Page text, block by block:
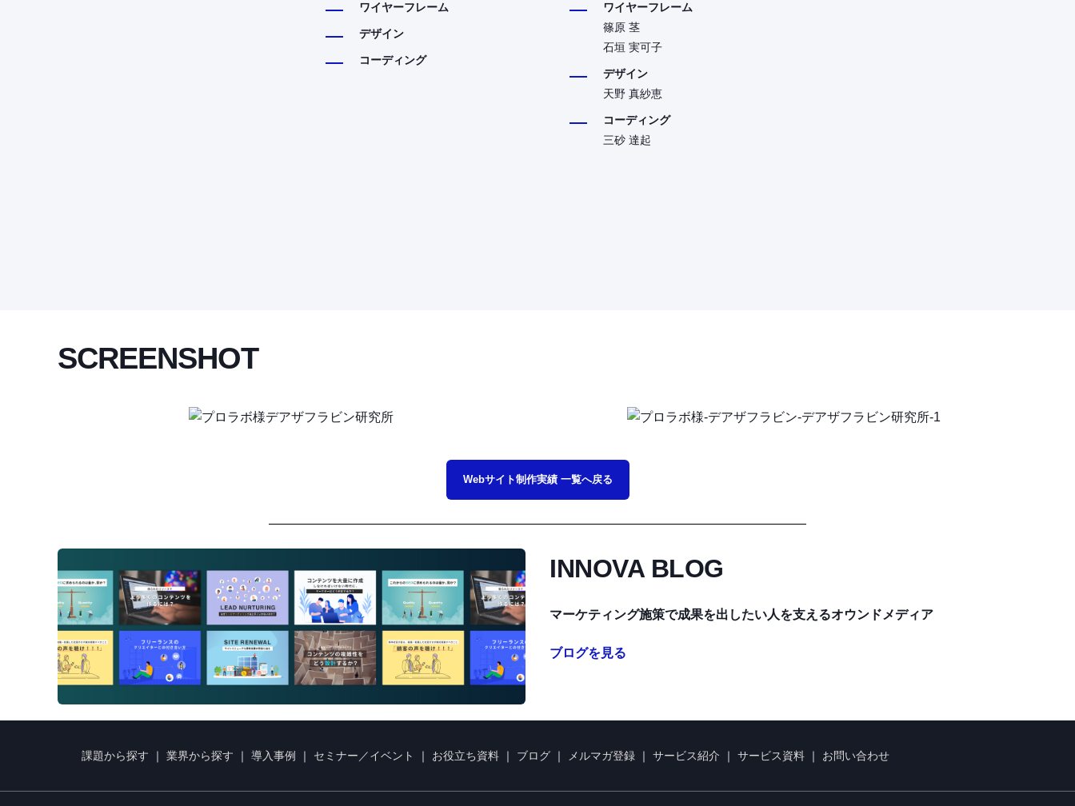
ワイヤーフレーム
デザイン
コーディング
ワイヤーフレーム
篠原 茎
石垣 実可子
デザイン
天野 真紗恵
コーディング
三砂 達起
SCREENSHOT
Webサイト制作実績 一覧へ戻る
INNOVA BLOG
マーケティング施策で成果を出したい人を支えるオウンドメディア
ブログを見る
課題から探す ｜ 業界から探す ｜ 導入事例 ｜ セミナー／イベント ｜ お役立ち資料 ｜ ブログ ｜ メルマガ登録 ｜ サービス紹介 ｜ サービス資料 ｜ お問い合わせ